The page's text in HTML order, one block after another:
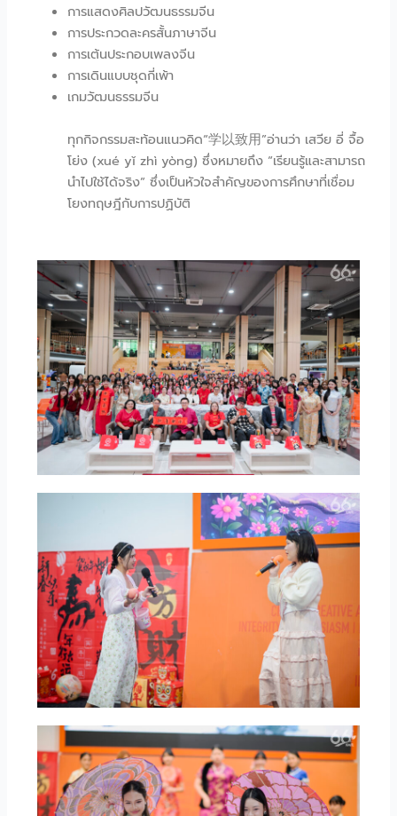
การแสดงศิลปวัฒนธรรมจีน
การประกวดละครสั้นภาษาจีน
การเต้นประกอบเพลงจีน
การเดินแบบชุดกี่เพ้า
เกมวัฒนธรรมจีน
ทุกกิจกรรมสะท้อนแนวคิด“学以致用”อ่านว่า เสวีย อี่ จื้อ
โย่ง (xué yǐ zhì yòng) ซึ่งหมายถึง “เรียนรู้และสามารถ
นำไปใช้ได้จริง” ซึ่งเป็นหัวใจสำคัญของการศึกษาที่เชื่อม
โยงทฤษฎีกับการปฏิบัติ